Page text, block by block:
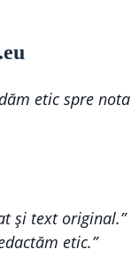
.eu
etic spre nota
și text original.”
etic.”